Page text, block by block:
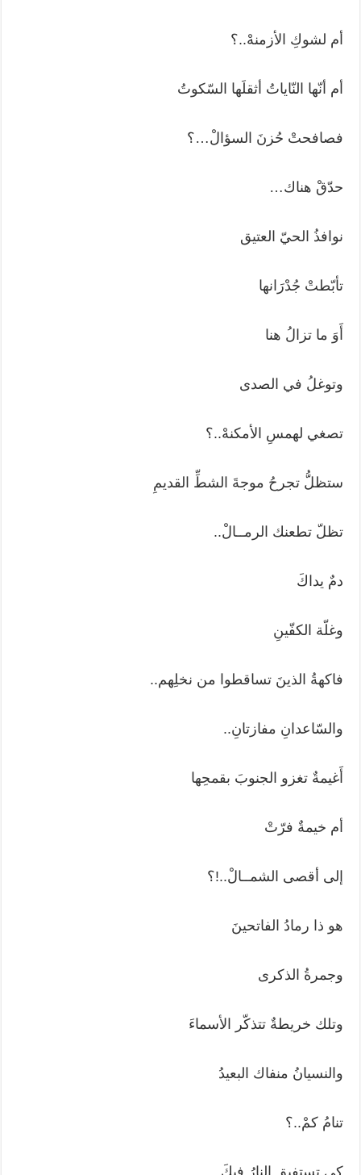
أم لشوكِ الأزمنهْ..؟
أم أنّها النّاياتُ أثقلَها السّكوتُ
فصافحتْ حُزنَ السؤالْ…؟
حدّقْ هناك…
نوافذُ الحيّ العتيق
تأبّطتْ جُدْرَانها
أَوَ ما تزالُ هنا
وتوغلُ في الصدى
تصغي لهمسِ الأمكنهْ..؟
ستظلُّ تجرحُ موجةَ الشطِّ القديمِ
تظلّ تطعنك الرمــالْ..
دمٌ يداكَ
وغلّة الكفّينِ
فاكهةُ الذينَ تساقطوا من نخلِهم..
والسّاعدانِ مفازتانِ..
أَغيمةٌ تغزو الجنوبَ بقمحِها
أم خيمةٌ فرّتْ
إلى أقصى الشمــالْ..!؟
هو ذا رمادُ الفاتحينَ
وجمرةُ الذكرى
وتلك خريطةٌ تتذكّر الأسماءَ
والنسيانُ منفاك البعيدُ
تنامُ كمْ..؟